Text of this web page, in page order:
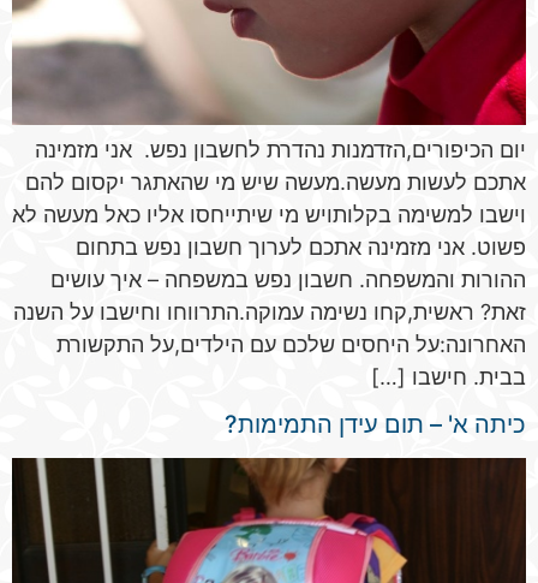
יום הכיפורים,הזדמנות נהדרת לחשבון נפש. אני מזמינה
אתכם לעשות מעשה.מעשה שיש מי שהאתגר יקסום להם
וישבו למשימה בקלותויש מי שיתייחסו אליו כאל מעשה לא
פשוט. אני מזמינה אתכם לערוך חשבון נפש בתחום
ההורות והמשפחה. חשבון נפש במשפחה – איך עושים
זאת? ראשית,קחו נשימה עמוקה.התרווחו וחישבו על השנה
האחרונה:על היחסים שלכם עם הילדים,על התקשורת
בבית. חישבו […]
כיתה א' – תום עידן התמימות?